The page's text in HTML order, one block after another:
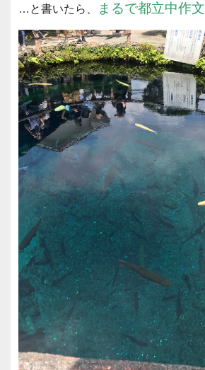
…と書いたら、 まるで都立中作文